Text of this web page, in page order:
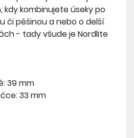
kombinujete úseky po
či pěšinou a nebo o delší
- tady všude je Nordlite
39 mm
33 mm